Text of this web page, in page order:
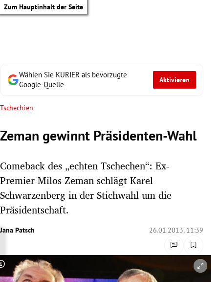
Zum Hauptinhalt der Seite
Untermenü
Untermenü
Untermenü
Untermenü
Wählen Sie KURIER als bevorzugte
Google-Quelle
Aktivieren
Tschechien
Zeman gewinnt Präsidenten-Wahl
Comeback des „echten Tschechen“: Ex-
Premier Milos Zeman schlägt Karel
Schwarzenberg in der Stichwahl um die
Präsidentschaft.
Jana Patsch 26.01.2013, 11:39
Copyright-Hinweis öffnen/schließen